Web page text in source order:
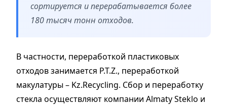
сортируется и перерабатывается более
180 тысяч тонн отходов.
В частности, переработкой пластиковых
отходов занимается P.T.Z., переработкой
макулатуры – Kz.Recycling. Сбор и переработку
стекла осуществляют компании Almaty Steklo и